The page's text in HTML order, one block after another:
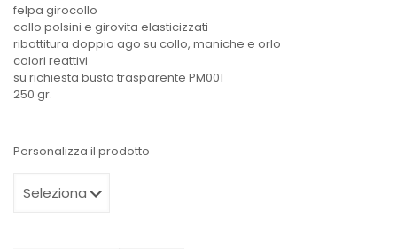
felpa girocollo
collo polsini e girovita elasticizzati
ribattitura doppio ago su collo, maniche e orlo
colori reattivi
su richiesta busta trasparente PM001
250 gr.
Personalizza il prodotto